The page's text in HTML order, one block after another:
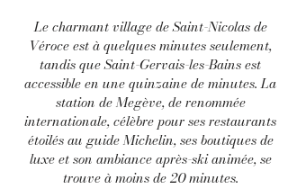
Le charmant village de Saint-Nicolas de
Véroce est à quelques minutes seulement,
tandis que Saint-Gervais-les-Bains est
accessible en une quinzaine de minutes. La
station de Megève, de renommée
internationale, célèbre pour ses restaurants
étoilés au guide Michelin, ses boutiques de
luxe et son ambiance après-ski animée, se
trouve à moins de 20 minutes.